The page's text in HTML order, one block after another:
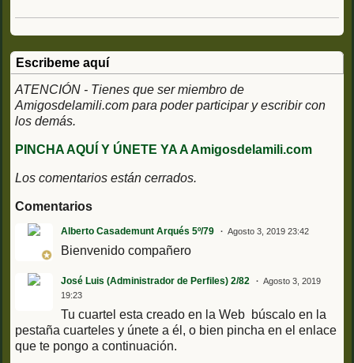
Escribeme aquí
ATENCIÓN - Tienes que ser miembro de
Amigosdelamili.com para poder participar y escribir con
los demás.
PINCHA AQUÍ Y ÚNETE YA A Amigosdelamili.com
Los comentarios están cerrados.
Comentarios
Alberto Casademunt Arqués 5º/79 Agosto 3, 2019 23:42
Bienvenido compañero
José Luis (Administrador de Perfiles) 2/82
Agosto 3, 2019
19:23
Tu cuartel esta creado en la Web búscalo en la
pestaña cuarteles y únete a él, o bien pincha en el enlace
que te pongo a continuación.